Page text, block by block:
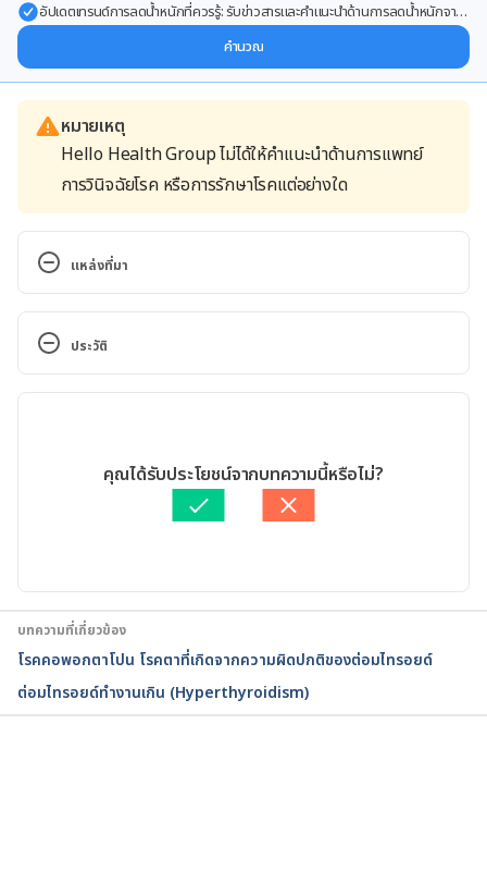
อัปเดตเทรนด์การลดน้ำหนักที่ควรรู้: รับข่าวสารและคำแนะนำด้านการลดน้ำหนักจาก
คำนวณ
หมายเหตุ
Hello Health Group ไม่ได้ให้คำแนะนำด้านการแพทย์
การวินิจฉัยโรค หรือการรักษาโรคแต่อย่างใด
แหล่งที่มา
Hashimoto’s disease.
https://www.mayoclinic.org/diseases-
conditions/hashimotos-disease/symptoms-
https://www.webmd.com/women/hashimotos-
thyroiditis-symptoms-causes-treatments#1.
Accessed 25 May 2020.
https://www.healthline.com/health/chronic-
thyroiditis-hashimotos-disease. Accessed 25 May
ประวัติ
เขียนโดย จินดารัตน์ สิริวิจักษณ์
ตรวจสอบความถูกต้องของข้อมูลโดยทีม Hello คุณหมอ
พลอย วงษ์วิไล
คุณได้รับประโยชน์จากบทความนี้หรือไม่?
บทความที่เกี่ยวข้อง
โรคคอพอกตาโปน โรคตาที่เกิดจากความผิดปกติของต่อมไทรอยด์
ต่อมไทรอยด์ทำงานเกิน (Hyperthyroidism)